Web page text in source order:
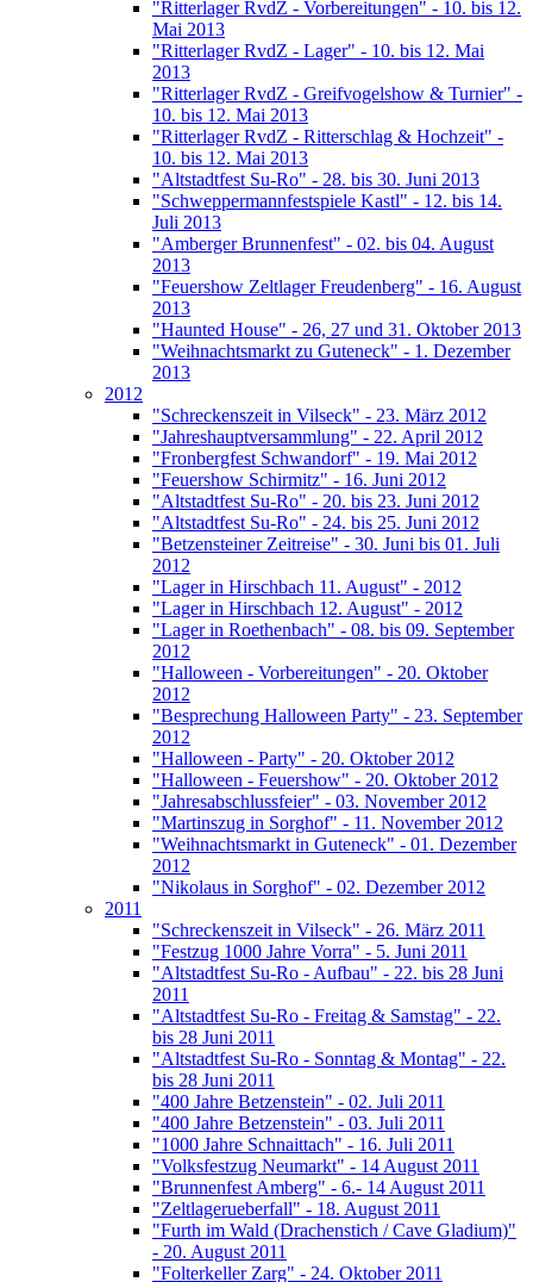
"Ritterlager RvdZ - Vorbereitungen" - 10. bis 12.
Mai 2013
"Ritterlager RvdZ - Lager" - 10. bis 12. Mai
2013
"Ritterlager RvdZ - Greifvogelshow & Turnier" -
10. bis 12. Mai 2013
"Ritterlager RvdZ - Ritterschlag & Hochzeit" -
10. bis 12. Mai 2013
"Altstadtfest Su-Ro" - 28. bis 30. Juni 2013
"Schweppermannfestspiele Kastl" - 12. bis 14.
Juli 2013
"Amberger Brunnenfest" - 02. bis 04. August
2013
"Feuershow Zeltlager Freudenberg" - 16. August
2013
"Haunted House" - 26, 27 und 31. Oktober 2013
"Weihnachtsmarkt zu Guteneck" - 1. Dezember
2013
2012
"Schreckenszeit in Vilseck" - 23. März 2012
"Jahreshauptversammlung" - 22. April 2012
"Fronbergfest Schwandorf" - 19. Mai 2012
"Feuershow Schirmitz" - 16. Juni 2012
"Altstadtfest Su-Ro" - 20. bis 23. Juni 2012
"Altstadtfest Su-Ro" - 24. bis 25. Juni 2012
"Betzensteiner Zeitreise" - 30. Juni bis 01. Juli
2012
"Lager in Hirschbach 11. August" - 2012
"Lager in Hirschbach 12. August" - 2012
"Lager in Roethenbach" - 08. bis 09. September
2012
"Halloween - Vorbereitungen" - 20. Oktober
2012
"Besprechung Halloween Party" - 23. September
2012
"Halloween - Party" - 20. Oktober 2012
"Halloween - Feuershow" - 20. Oktober 2012
"Jahresabschlussfeier" - 03. November 2012
"Martinszug in Sorghof" - 11. November 2012
"Weihnachtsmarkt in Guteneck" - 01. Dezember
2012
"Nikolaus in Sorghof" - 02. Dezember 2012
2011
"Schreckenszeit in Vilseck" - 26. März 2011
"Festzug 1000 Jahre Vorra" - 5. Juni 2011
"Altstadtfest Su-Ro - Aufbau" - 22. bis 28 Juni
2011
"Altstadtfest Su-Ro - Freitag & Samstag" - 22.
bis 28 Juni 2011
"Altstadtfest Su-Ro - Sonntag & Montag" - 22.
bis 28 Juni 2011
"400 Jahre Betzenstein" - 02. Juli 2011
"400 Jahre Betzenstein" - 03. Juli 2011
"1000 Jahre Schnaittach" - 16. Juli 2011
"Volksfestzug Neumarkt" - 14 August 2011
"Brunnenfest Amberg" - 6.- 14 August 2011
"Zeltlagerueberfall" - 18. August 2011
"Furth im Wald (Drachenstich / Cave Gladium)"
- 20. August 2011
"Folterkeller Zarg" - 24. Oktober 2011